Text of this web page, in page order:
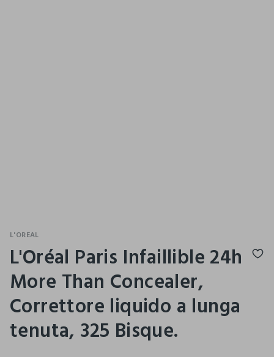
L'OREAL
L'Oréal Paris Infaillible 24h
More Than Concealer,
Correttore liquido a lunga
tenuta, 325 Bisque.